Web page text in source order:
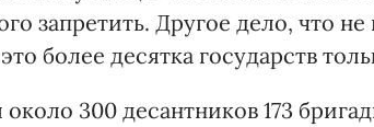
запретить. Другое дело, что
более десятка государств
около 300 десантников 173